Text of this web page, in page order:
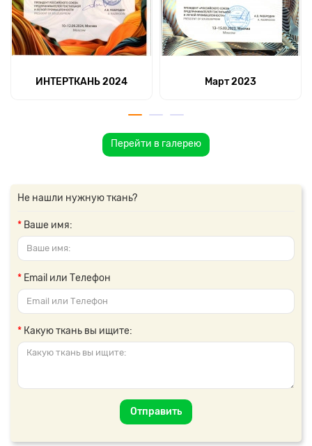
ИНТЕРТКАНЬ 2024 Март 2023
Перейти в галерею
Не нашли нужную ткань?
Ваше имя:
Email или Телефон
Какую ткань вы ищите:
Отправить